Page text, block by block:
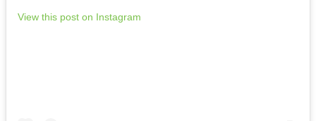
View this post on Instagram